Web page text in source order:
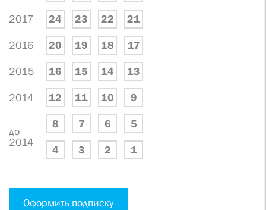
2017 24 23 22 21
2016 20 19 18 17
2015 16 15 14 13
2014 12 11 10 9
до
2014
8 7 6 5
4 3 2 1
Оформить подписку